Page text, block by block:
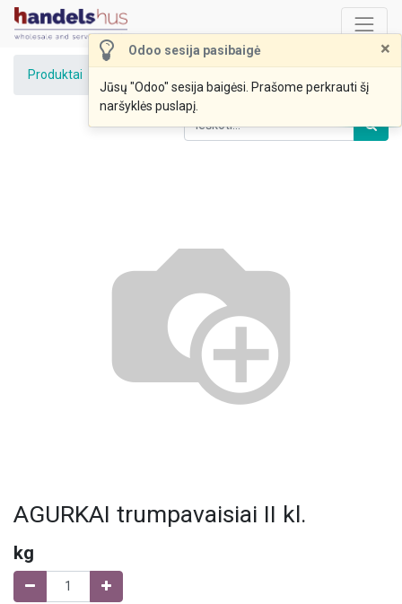
Odoo sesija pasibaigė ×
Jūsų "Odoo" sesija baigėsi. Prašome perkrauti šį
naršyklės puslapį.
Produktai
AGURKAI trumpavaisiai II kl.
kg